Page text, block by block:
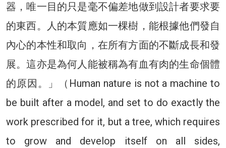
器，唯一目的只是毫不偏差地做到設計者要求要
的東西。人的本質應如一棵樹，能根據他們發自
內心的本性和取向，在所有方面的不斷成長和發
展。這亦是為何人能被稱為有血有肉的生命個體
的原因。」（Human nature is not a machine to
be built after a model, and set to do exactly the
work prescribed for it, but a tree, which requires
to grow and develop itself on all sides,